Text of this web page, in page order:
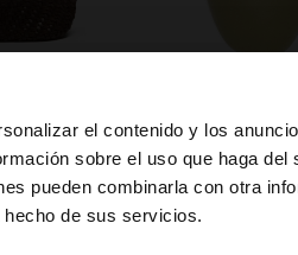
el contenido y los
sobre el uso que haga
pueden combinarla con otra
de sus servicios.
¿Quieres ir a la web de